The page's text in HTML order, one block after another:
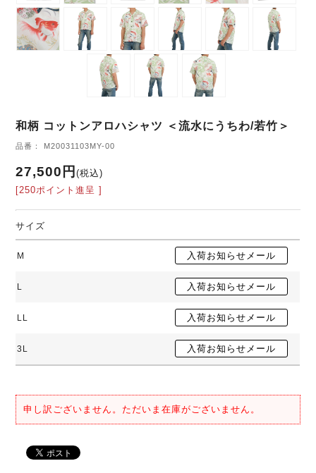
和柄 コットンアロハシャツ ＜流水にうちわ/若竹＞
品番： M20031103MY-00
27,500円(税込)
[250ポイント進呈 ]
サイズ
M
L
LL
3L
申し訳ございません。ただいま在庫がございません。